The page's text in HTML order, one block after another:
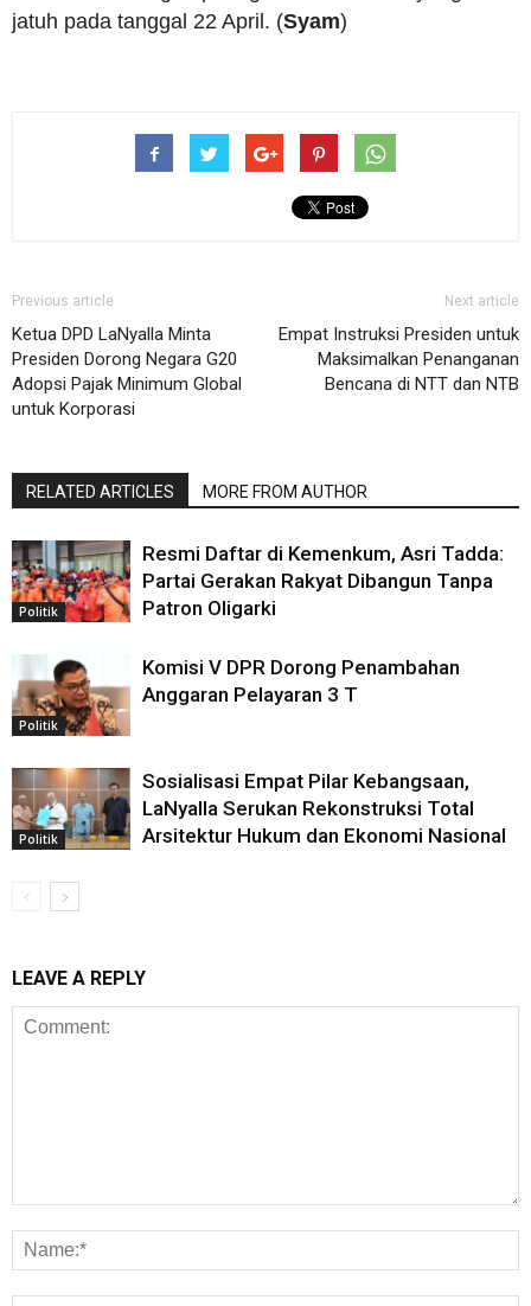
jatuh pada tanggal 22 April. (Syam)
Previous article
Ketua DPD LaNyalla Minta
Presiden Dorong Negara G20
Adopsi Pajak Minimum Global
untuk Korporasi
Next article
Empat Instruksi Presiden untuk
Maksimalkan Penanganan
Bencana di NTT dan NTB
RELATED ARTICLES MORE FROM AUTHOR
Politik
Resmi Daftar di Kemenkum, Asri Tadda:
Partai Gerakan Rakyat Dibangun Tanpa
Patron Oligarki
Politik
Komisi V DPR Dorong Penambahan
Anggaran Pelayaran 3 T
Politik
Sosialisasi Empat Pilar Kebangsaan,
LaNyalla Serukan Rekonstruksi Total
Arsitektur Hukum dan Ekonomi Nasional
LEAVE A REPLY